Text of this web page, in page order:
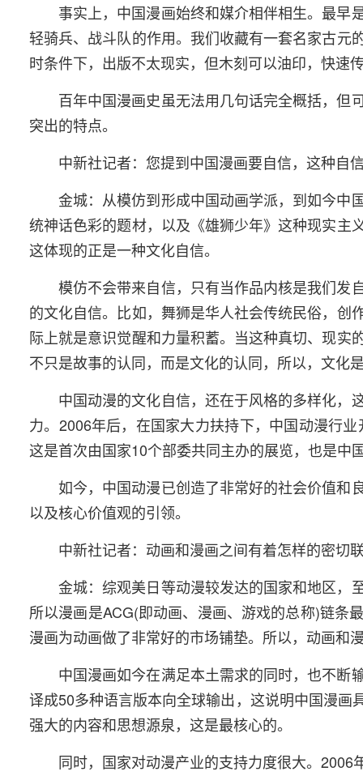
事实上，中国漫画始终和媒介相伴相生。最早
轻骑兵、战斗队的作用。我们收藏有一套名家古元
时条件下，出版不太现实，但木刻可以油印，快速
百年中国漫画史虽无法用几句话完全概括，但
突出的特点。
中新社记者：您提到中国漫画要自信，这种自
金城：从模仿到形成中国动画学派，到如今中
统神话色彩的题材，以及《雄狮少年》这种现实主
这体现的正是一种文化自信。
模仿不会带来自信，只有当作品内核是我们发
的文化自信。比如，舞狮是华人社会传统民俗，
际上就是意识觉醒和力量积蓄。当这种真切、现
不只是故事的认同，而是文化的认同，所以，文化
中国动漫的文化自信，还在于风格的多样化，
力。2006年后，在国家大力扶持下，中国动漫行
这是首次由国家10个部委共同主办的展览，也是中
如今，中国动漫已创造了非常好的社会价值和
以及核心价值观的引领。
中新社记者：动画和漫画之间有着怎样的密切
金城：综观美日等动漫较发达的国家和地区，
所以漫画是ACG(即动画、漫画、游戏的总称)链条
漫画为动画做了非常好的市场铺垫。所以，动画和
中国漫画如今在满足本土需求的同时，也不断
译成50多种语言版本向全球输出，这说明中国漫
强大的内容和思想源泉，这是最核心的。
同时，国家对动漫产业的支持力度很大。